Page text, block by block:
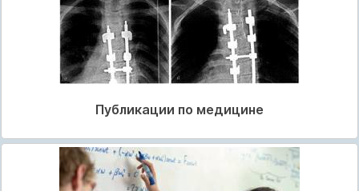
Публикации по медицине